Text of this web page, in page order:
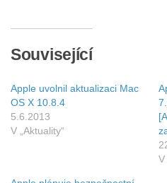
Související
Apple uvolnil aktualizaci Mac
OS X 10.8.4
5.6.2013
V „Aktuality“
V